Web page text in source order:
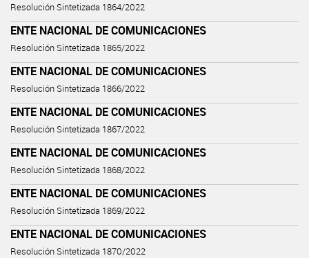
Resolución Sintetizada 1864/2022
ENTE NACIONAL DE COMUNICACIONES
Resolución Sintetizada 1865/2022
ENTE NACIONAL DE COMUNICACIONES
Resolución Sintetizada 1866/2022
ENTE NACIONAL DE COMUNICACIONES
Resolución Sintetizada 1867/2022
ENTE NACIONAL DE COMUNICACIONES
Resolución Sintetizada 1868/2022
ENTE NACIONAL DE COMUNICACIONES
Resolución Sintetizada 1869/2022
ENTE NACIONAL DE COMUNICACIONES
Resolución Sintetizada 1870/2022